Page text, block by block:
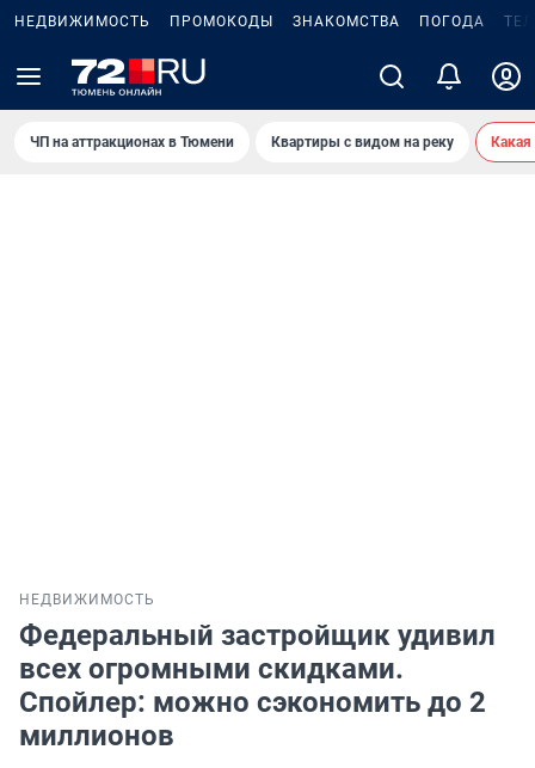
НЕДВИЖИМОСТЬ ПРОМОКОДЫ ЗНАКОМСТВА ПОГОДА
ЧП на аттракционах в Тюмени Квартиры с видом на реку
НЕДВИЖИМОСТЬ
Федеральный застройщик удивил
всех огромными скидками.
Спойлер: можно сэкономить до 2
миллионов